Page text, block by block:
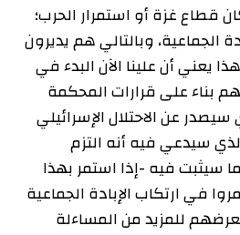
غزة أو استمرار الحرب؛
الجماعية، وبالتالي هم يديرون
يعني أن علينا الآن البدء في
بناء على قرارات المحكمة
عن الاحتلال الإسرائيلي
سيدعي فيه أنه التزم
سيثبت فيه -إذا استمر بهذا
في ارتكاب الإبادة الجماعية
للمزيد من المساءلة